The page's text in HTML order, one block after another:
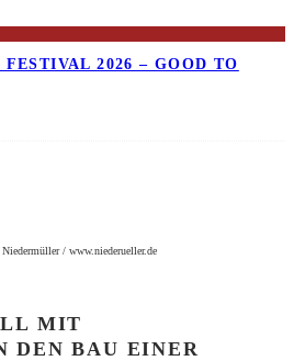
2026 – GOOD TO
/ www.niederueller.de
MIT
DEN BAU EINER